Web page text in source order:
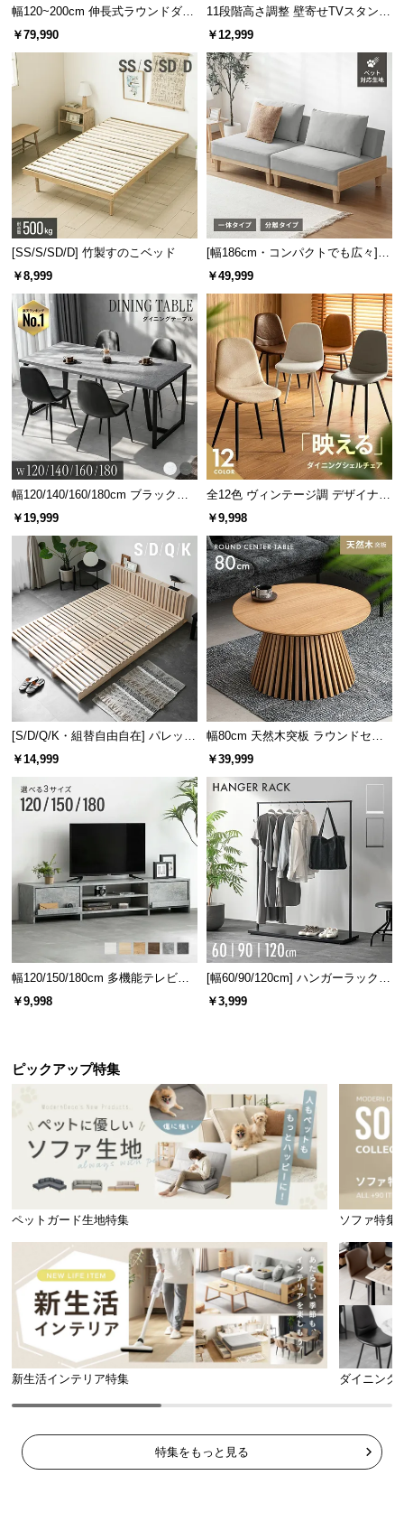
幅120~200cm 伸長式ラウンドダイ
ニングテーブル 6人掛け 天然木突
板 美しい格子デザイン
￥79,990
11段階高さ調整 壁寄せTVスタンド
キャスター付き 上下左右角度調節
￥12,999
[SS/S/SD/D] 竹製すのこベッド
￥8,999
[幅186cm・コンパクトでも広々] 3
人掛けソファベッド リクライニン
￥49,999
幅120/140/160/180cm ブラックフ
レーム ダイニング 大理石調 4人掛
￥19,999
全12色 ヴィンテージ調 デザイナー
ズシェルチェア
￥9,998
[S/D/Q/K・組替自由自在] パレット
ベッド 8/12/16枚セット
￥14,999
幅80cm 天然木突板 ラウンドセン
ターテーブル 美しい格子デザイン
￥39,999
幅120/150/180cm 多機能テレビボ
ード 木目/石目調 オープン収納・
引き出し収納付き
￥9,998
[幅60/90/120cm] ハンガーラック
スチール 4段階高さ調節 サイドフ
ック オープンラック シンプル
￥3,999
ピックアップ特集
ペットガード生地特集 ソファ特集
新生活インテリア特集 ダイニング
特集をもっと見る